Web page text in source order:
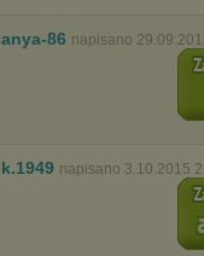
anya-86 napisano
k.1949 napisano 3.10.2015